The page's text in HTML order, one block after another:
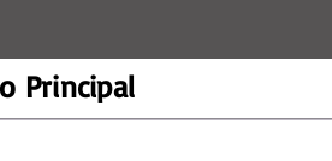
Principal